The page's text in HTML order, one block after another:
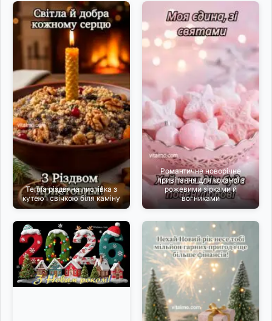
Тепла різдвяна листівка з
кутею і свічкою біля каміну
Романтичне новорічне
привітання для коханої з
рожевими зірками й
вогниками